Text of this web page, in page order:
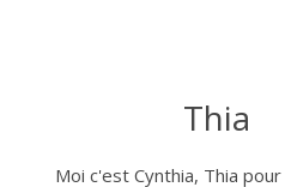
Thia
Moi c'est Cynthia, Thia